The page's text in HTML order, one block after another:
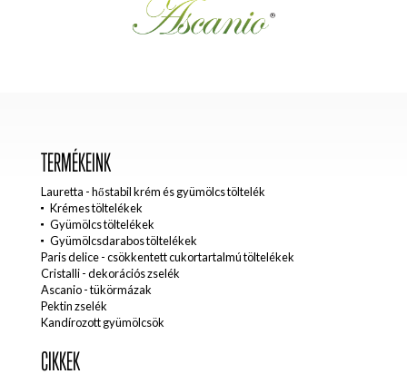
TERMÉKEINK
Lauretta - hőstabil krém és gyümölcs töltelék
Krémes töltelékek
Gyümölcs töltelékek
Gyümölcsdarabos töltelékek
Paris delice - csökkentett cukortartalmú töltelékek
Cristalli - dekorációs zselék
Ascanio - tükörmázak
Pektin zselék
Kandírozott gyümölcsök
CIKKEK